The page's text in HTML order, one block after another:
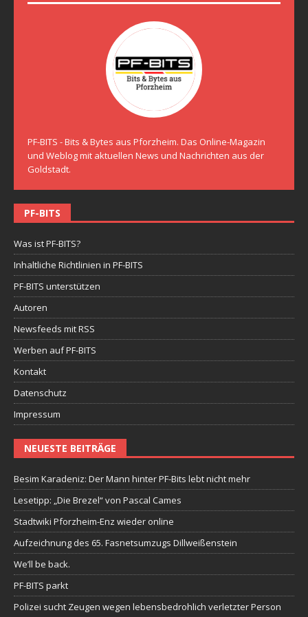
PF-BITS - Bits & Bytes aus Pforzheim. Das Online-Magazin
und Weblog mit aktuellen News und Nachrichten aus der
Goldstadt.
PF-BITS
Was ist PF-BITS?
Inhaltliche Richtlinien in PF-BITS
PF-BITS unterstützen
Autoren
Newsfeeds mit RSS
Werben auf PF-BITS
Kontakt
Datenschutz
Impressum
NEUESTE BEITRÄGE
Besim Karadeniz: Der Mann hinter PF-Bits lebt nicht mehr
Lesetipp: „Die Brezel“ von Pascal Cames
Stadtwiki Pforzheim-Enz wieder online
Aufzeichnung des 65. Fasnetsumzugs Dillweißenstein
We’ll be back.
PF-BITS parkt
Polizei sucht Zeugen wegen lebensbedrohlich verletzter Person